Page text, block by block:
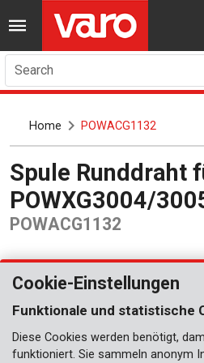
Search
Home POWACG1132
Spule Runddraht für
POWXG3004/
POWACG1132
Cookie-Einstellungen
Funktionale und statistische
Diese Cookies werden benötigt,
funktioniert. Sie sammeln anonym